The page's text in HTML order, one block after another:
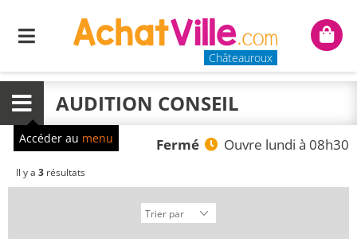
Menu
Châteauroux
Mon
Menu AUDITION CONSEIL
Fermé Ouvre lundi à 08h30
Accéder au menu
Il y a 3 résultats